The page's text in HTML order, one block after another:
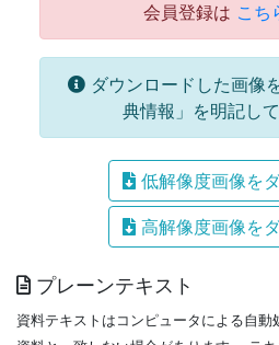
会員登録は こち
ダウンロードした画像
典情報」を明記して
低解像度画像を
高解像度画像を
プレーンテキスト
資料テキストはコンピュータによる自